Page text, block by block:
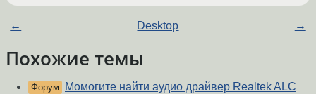
← Desktop →
Похожие темы
Форум
Момогите найти аудио драйвер Realtek ALC